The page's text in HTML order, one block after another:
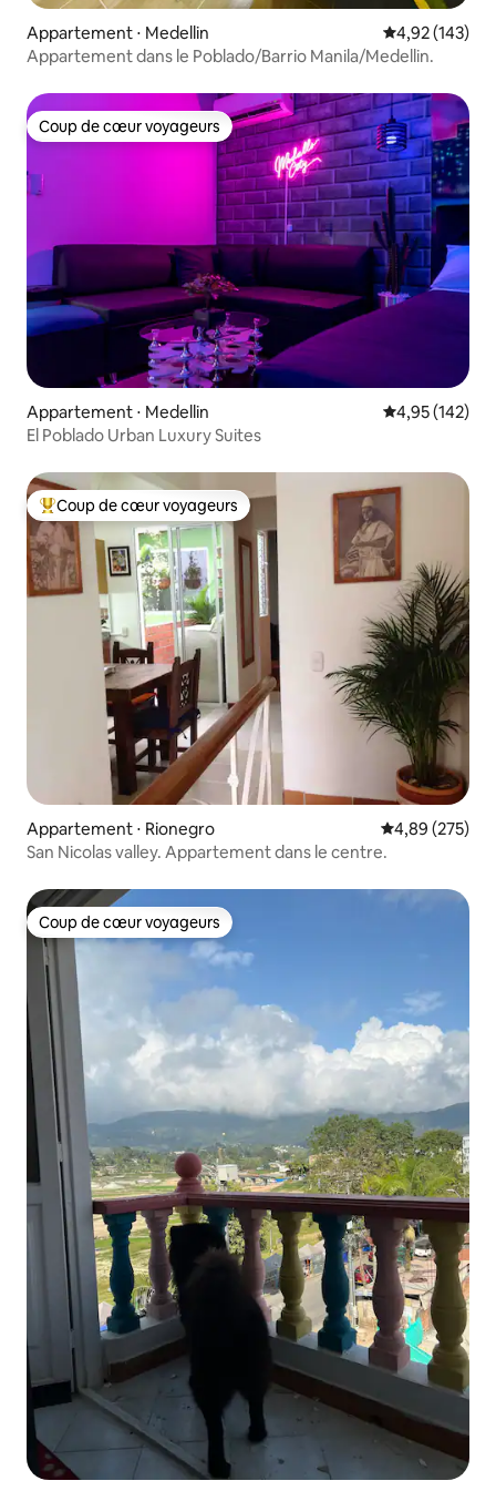
Appartement ⋅ Medellin Évaluation
4,92 (143)
Appartement dans le Poblado/Barrio Manila/Medellin.
Coup de cœur voyageurs
Coup de cœur voyageurs
Appartement ⋅ Medellin Évaluation
4,95 (142)
El Poblado Urban Luxury Suites
Coups de cœur voyageurs les plus appréciés
Coup de cœur voyageurs
Appartement ⋅ Rionegro Évaluation
4,89 (275)
San Nicolas valley. Appartement dans le centre.
Coup de cœur voyageurs
Coup de cœur voyageurs